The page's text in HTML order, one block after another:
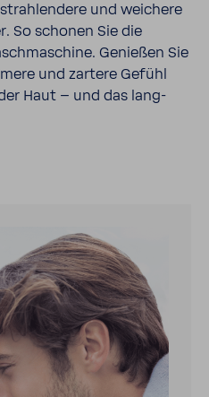
und weichere
So schonen Sie die
Genießen Sie
und zartere Gefühl
Haut – und das lang­